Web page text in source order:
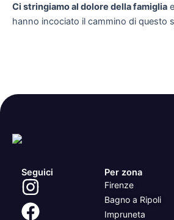
Ci stringiamo al dolore della famiglia
hanno incociato il cammino di questo
Seguici Per zona
Firenze
Bagno a Ripoli
Impruneta